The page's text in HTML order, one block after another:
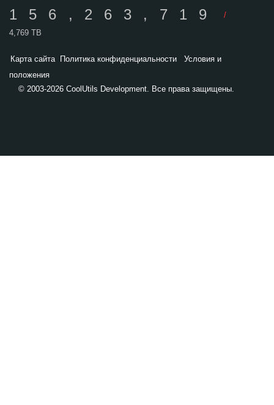
156,263,719
/
4,769 TB
Карта сайта Политика конфиденциальности
Условия и
положения
© 2003-2026 CoolUtils Development. Все права защищены.